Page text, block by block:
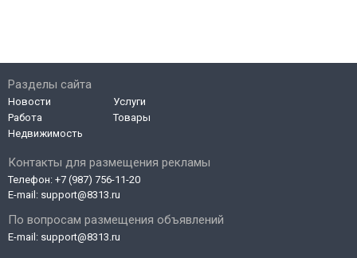
Контакты для размещения рекламы
Телефон: +7 (987) 756-11-20
E-mail: support@8313.ru
По вопросам размещения объявлений
E-mail: support@8313.ru
Разделы сайта
Новости
Работа
Недвижимость
Услуги
Товары